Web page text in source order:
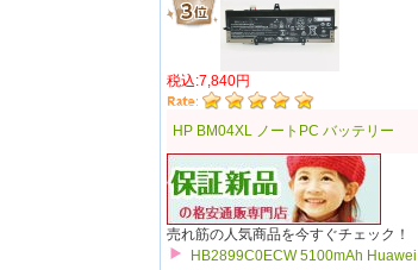
税込:7,840円
HP BM04XL ノートPC バッテリー
売れ筋の人気商品を今すぐチェック！
HB2899C0ECW 5100mAh Huawei